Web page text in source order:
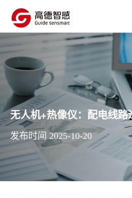
无人机+热像仪：配电线
发布时间 2025-10-20